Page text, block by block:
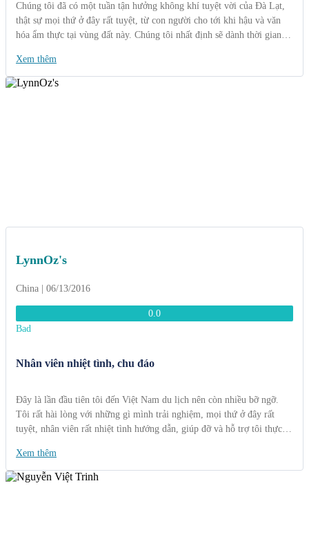
Chúng tôi đã có một tuần tận hưởng không khí tuyệt vời của Đà Lạt,
thật sự mọi thứ ở đây rất tuyệt, từ con người cho tới khi hậu và văn
hóa ẩm thực tại vùng đất này. Chúng tôi nhất định sẽ dành thời gian
Xem thêm
LynnOz's
China | 06/13/2016
0.0
Bad
Nhân viên nhiệt tình, chu đáo
Đây là lần đầu tiên tôi đến Việt Nam du lịch nên còn nhiều bỡ ngỡ.
Tôi rất hài lòng với những gì mình trải nghiệm, mọi thứ ở đây rất
tuyệt, nhân viên rất nhiệt tình hướng dẫn, giúp đỡ và hỗ trợ tôi thực
nam một lần nữa và chắc chắn chúng tôi sẽ sử dụng dịch vụ của các
bạn. Cảm ơn các bạn rất nhiều.
Xem thêm